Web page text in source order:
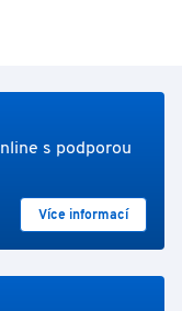
s podporou
Více informací